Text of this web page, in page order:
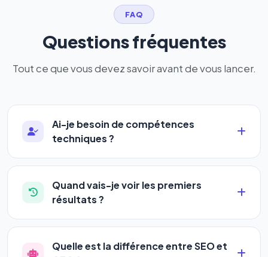
FAQ
Questions fréquentes
Tout ce que vous devez savoir avant de vous lancer.
Ai-je besoin de compétences
techniques ?
Absolument pas. Notre logiciel a été conçu pour
être accessible àtous les profils: artisans,
commerçants, auto-entrepreneurs, PME ou
complexe — vous renseignez l'adresse de votre
site, décrivez votre activité, et le logiciel gère tout
Quand vais-je voir les premiers
résultats ?
La plupart de nos utilisateurs observent une
amélioration de leur positionnement en4 à 6
Quelle est la différence entre SEO et